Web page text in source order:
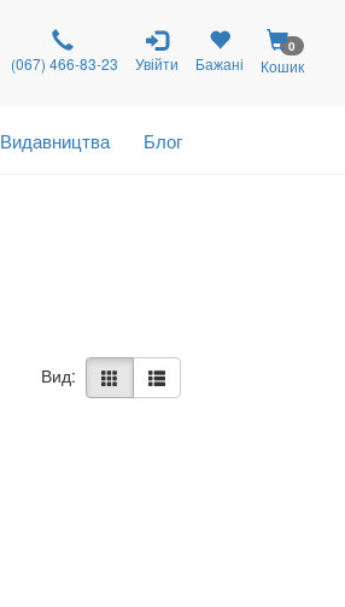
(067) 466-83-23 Увійти Бажані
0
Кошик
Видавництва Блог
Вид: